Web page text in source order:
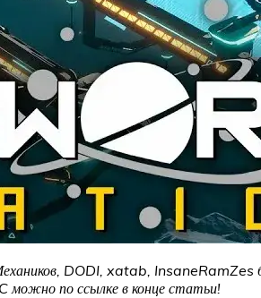
DODI, xatab, InsaneRamZes
можно по ссылке в конце статьи!